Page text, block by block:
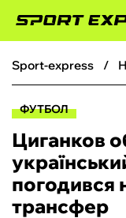
ФУТБОЛ
БОКС
ХОКЕЙ
sport-express
ФУТБОЛ
Циганков
погодився
трансфер